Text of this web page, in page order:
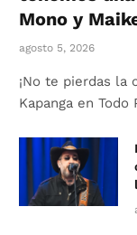
Mono y
agosto 5, 2026
¡No te pierdas la
Kapanga en Todo